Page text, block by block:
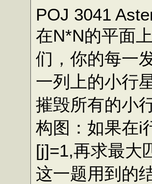
POJ 3041
在N*N的平面
们，你的每一
一列上的小行
摧毁所有的小
构图：如果在i
[j]=1,再求最大
这一题用到的